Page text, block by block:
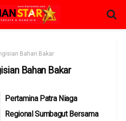
Bahan Bakar
Bahan Bakar
Pertamina Patra Niaga
Regional Sumbagut Bersama